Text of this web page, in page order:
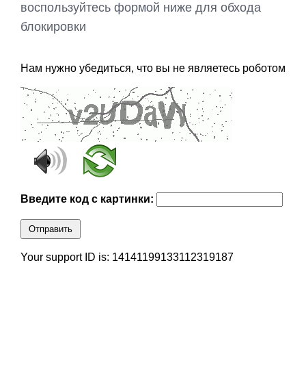
воспользуйтесь формой ниже для обхода
блокировки
Нам нужно убедиться, что вы не являетесь роботом
Введите код с картинки:
Отправить
Your support ID is: 14141199133112319187